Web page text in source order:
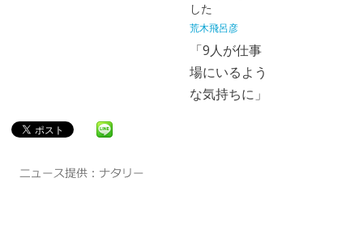
した
荒木飛呂彦
「9人が仕事
場にいるよう
な気持ちに」